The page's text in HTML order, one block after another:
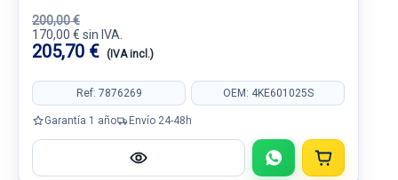
200,00 €
170,00 € sin IVA.
205,70 € (IVA incl.)
Ref: 7876269 OEM: 4KE601025S
Garantía 1 año Envío 24-48h